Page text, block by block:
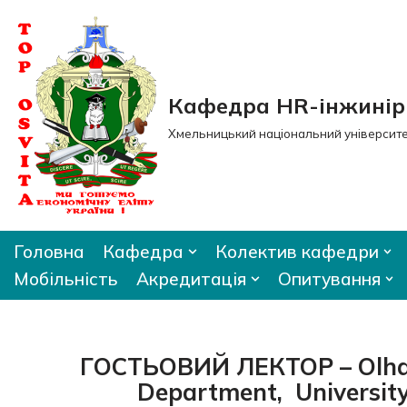
Перейти
до
вмісту
Кафедра HR-
Хмельницький національний
Головна Кафедра
Колектив кафедри
Мобільність
Акредитація Опитування
ГОСТЬОВИЙ ЛЕКТОР –
Department,